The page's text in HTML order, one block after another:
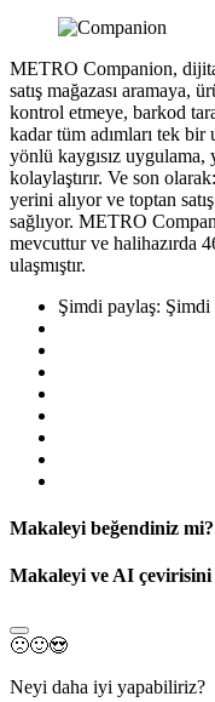
METRO Companion,
satış mağazası aramaya,
kontrol etmeye, barkod
kadar tüm adımları tek
yönlü kaygısız
kolaylaştırır. Ve son
yerini alıyor ve toptan
sağlıyor. METRO
mevcuttur ve halihazırda
ulaşmıştır.
Şimdi paylaş: Şimdi
Makaleyi beğendiniz mi?
Makaleyi ve AI çevirisini
🙁🙂😍
Neyi daha iyi yapabiliriz?